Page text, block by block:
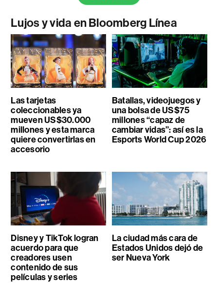
Lujos y vida en Bloomberg Línea
Las tarjetas
coleccionables ya
mueven US$30.000
millones y esta marca
quiere convertirlas en
accesorio
Batallas, videojuegos y
una bolsa de US$75
millones “capaz de
cambiar vidas”: así es la
Esports World Cup 2026
Disney y TikTok logran
acuerdo para que
creadores usen
contenido de sus
películas y series
La ciudad más cara de
Estados Unidos dejó de
ser Nueva York